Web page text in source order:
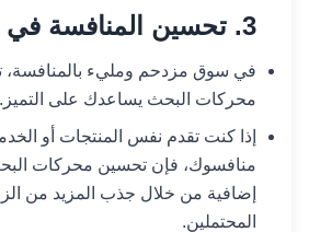
3. تحسين المنافسة في السوق
في سوق مزدحم ومليء بالمنافسة،
محركات البحث يساعدك على التميز.
إذا كنت تقدم نفس المنتجات أو
منافسوك، فإن تحسين محركات
إضافية من خلال جذب المزيد من
المحتملين.